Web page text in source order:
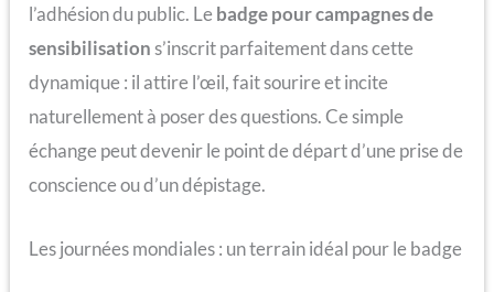
l’adhésion du public. Lebadge pour campagnes de
sensibilisations’inscrit parfaitement dans cette
dynamique : il attire l’œil, fait sourire et incite
naturellement à poser des questions. Ce simple
échange peut devenir le point de départ d’une prise de
conscience ou d’un dépistage.
Les journées mondiales : un terrain idéal pour le badge